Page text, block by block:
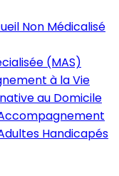
Non Médicalisé
(MAS)
à la Vie
au Domicile
Handicapés